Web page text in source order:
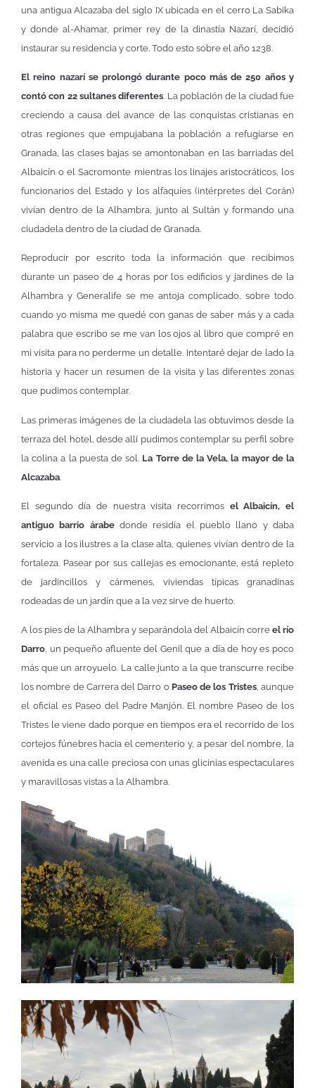
una antigua Alcazaba del siglo IX ubicada en el cerro La Sabika
y donde al-Ahamar, primer rey de la dinastía Nazarí, decidió
instaurar su residencia y corte. Todo esto sobre el año 1238.
El reino nazarí se prolongó durante poco más de 250 años y
contó con 22 sultanes diferentes. La población de la ciudad fue
creciendo a causa del avance de las conquistas cristianas en
otras regiones que empujabana la población a refugiarse en
Granada, las clases bajas se amontonaban en las barriadas del
Albaicín o el Sacromonte mientras los linajes aristocráticos, los
funcionarios del Estado y los alfaquíes (intérpretes del Corán)
vivían dentro de la Alhambra, junto al Sultán y formando una
ciudadela dentro de la ciudad de Granada.
Reproducir por escrito toda la información que recibimos
durante un paseo de 4 horas por los edificios y jardines de la
Alhambra y Generalife se me antoja complicado, sobre todo
cuando yo misma me quedé con ganas de saber más y a cada
palabra que escribo se me van los ojos al libro que compré en
mi visita para no perderme un detalle. Intentaré dejar de lado la
historia y hacer un resumen de la visita y las diferentes zonas
que pudimos contemplar.
Las primeras imágenes de la ciudadela las obtuvimos desde la
terraza del hotel, desde allí pudimos contemplar su perfil sobre
la colina a la puesta de sol. La Torre de la Vela, la mayor de la
Alcazaba.
El segundo día de nuestra visita recorrimos el Albaicín, el
antiguo barrio árabedonde residía el pueblo llano y daba
servicio a los ilustres a la clase alta, quienes vivían dentro de la
fortaleza. Pasear por sus callejas es emocionante, está repleto
de jardincillos y cármenes, viviendas típicas granadinas
rodeadas de un jardín que a la vez sirve de huerto.
A los pies de la Alhambra y separándola del Albaicín corre el río
Darro, un pequeño afluente del Genil que a día de hoy es poco
más que un arroyuelo. La calle junto a la que transcurre recibe
los nombre de Carrera del Darro o Paseo de los Tristes, aunque
el oficial es Paseo del Padre Manjón. El nombre Paseo de los
Tristes le viene dado porque en tiempos era el recorrido de los
cortejos fúnebres hacia el cementerio y, a pesar del nombre, la
avenida es una calle preciosa con unas glicinias espectaculares
y maravillosas vistas a la Alhambra.